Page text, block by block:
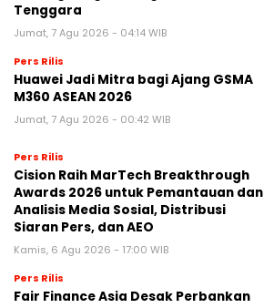
Tenggara
Jumat, 7 Agu 2026 - 04:14 WIB
Pers Rilis
Huawei Jadi Mitra bagi Ajang GSMA
M360 ASEAN 2026
Jumat, 7 Agu 2026 - 00:42 WIB
Pers Rilis
Cision Raih MarTech Breakthrough
Awards 2026 untuk Pemantauan dan
Analisis Media Sosial, Distribusi
Siaran Pers, dan AEO
Kamis, 6 Agu 2026 - 17:00 WIB
Pers Rilis
Fair Finance Asia Desak Perbankan